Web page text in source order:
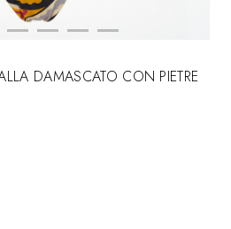
DAMASCATO CON PIETRE